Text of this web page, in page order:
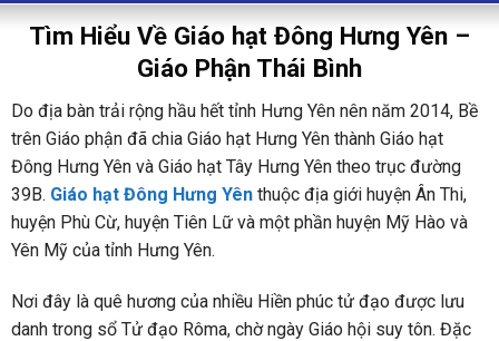
Tìm Hiểu Về Giáo hạt Đông Hưng Yên –
Giáo Phận Thái Bình
Do địa bàn trải rộng hầu hết tỉnh Hưng Yên nên năm 2014, Bề
trên Giáo phận đã chia Giáo hạt Hưng Yên thành Giáo hạt
Đông Hưng Yên và Giáo hạt Tây Hưng Yên theo trục đường
39B. Giáo hạt Đông Hưng Yên thuộc địa giới huyện Ân Thi,
huyện Phù Cừ, huyện Tiên Lữ và một phần huyện Mỹ Hào và
Yên Mỹ của tỉnh Hưng Yên.
Nơi đây là quê hương của nhiều Hiền phúc tử đạo được lưu
danh trong sổ Tử đạo Rôma, chờ ngày Giáo hội suy tôn. Đặc